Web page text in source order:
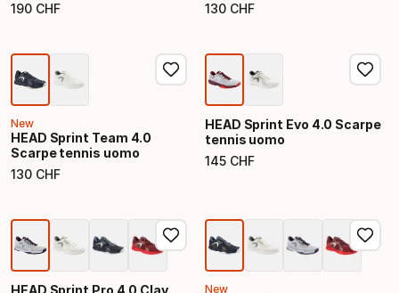
190 CHF
Prezzo finale
130 CHF
Prezzo finale
New
HEAD Sprint Team 4.0
Scarpe tennis uomo
130 CHF
Prezzo finale
HEAD Sprint Evo 4.0 Scarpe
tennis uomo
145 CHF
Prezzo finale
HEAD Sprint Pro 4.0 Clay
New